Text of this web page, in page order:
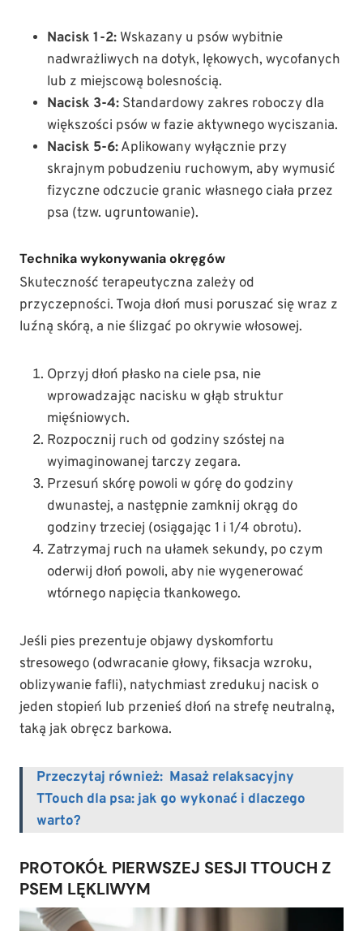
Nacisk 1-2: Wskazany u psów wybitnie
nadwrażliwych na dotyk, lękowych, wycofanych
lub z miejscową bolesnością.
Nacisk 3-4: Standardowy zakres roboczy dla
większości psów w fazie aktywnego wyciszania.
Nacisk 5-6:Aplikowany wyłącznie przy
skrajnym pobudzeniu ruchowym, aby wymusić
fizyczne odczucie granic własnego ciała przez
psa (tzw. ugruntowanie).
Technika wykonywania okręgów
Skuteczność terapeutyczna zależy od
przyczepności. Twoja dłoń musi poruszać się wraz z
luźną skórą, a nie ślizgać po okrywie włosowej.
Oprzyj dłoń płasko na ciele psa, nie
wprowadzając nacisku w głąb struktur
mięśniowych.
Rozpocznij ruch od godziny szóstej na
wyimaginowanej tarczy zegara.
Przesuń skórę powoli w górę do godziny
dwunastej, a następnie zamknij okrąg do
godziny trzeciej (osiągając 1 i 1/4 obrotu).
Zatrzymaj ruch na ułamek sekundy, po czym
oderwij dłoń powoli, aby nie wygenerować
wtórnego napięcia tkankowego.
Jeśli pies prezentuje objawy dyskomfortu
stresowego (odwracanie głowy, fiksacja wzroku,
oblizywanie fafli), natychmiast zredukuj nacisk o
jeden stopień lub przenieś dłoń na strefę neutralną,
taką jak obręcz barkowa.
Przeczytaj również: Masaż relaksacyjny
TTouch dla psa: jak go wykonać i dlaczego
warto?
PROTOKÓŁ PIERWSZEJ SESJI TTOUCH Z
PSEM LĘKLIWYM